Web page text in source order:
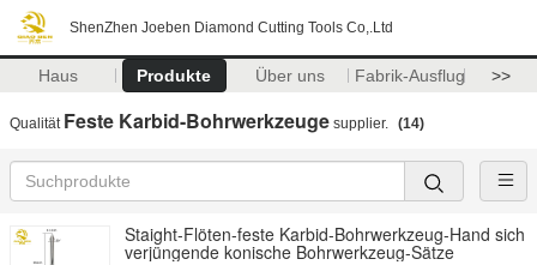
ShenZhen Joeben Diamond Cutting Tools Co,.Ltd
Haus Produkte Über uns Fabrik-Ausflug >>
Qualität Feste Karbid-Bohrwerkzeuge supplier. (14)
Staight-Flöten-feste Karbid-Bohrwerkzeug-Hand sich
verjüngende konische Bohrwerkzeug-Sätze